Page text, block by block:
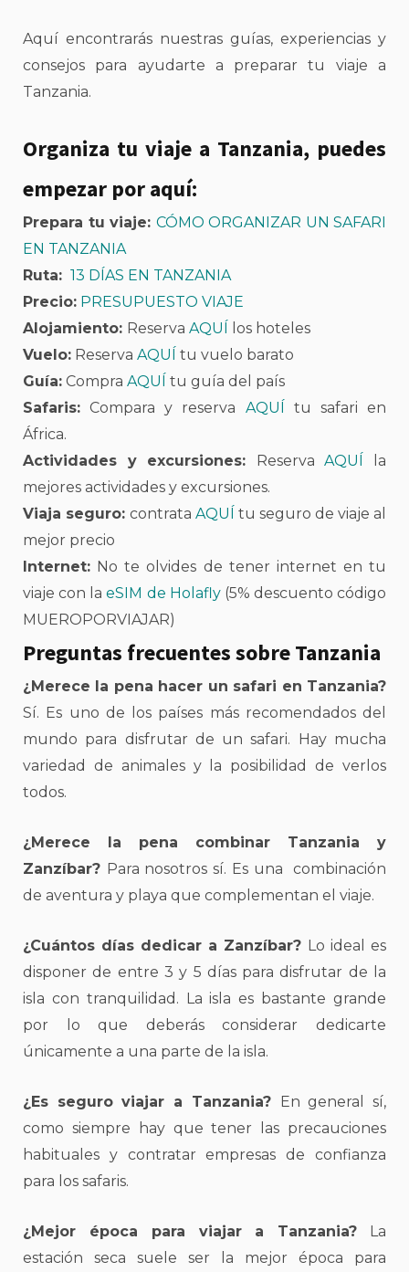
Aquí encontrarás nuestras guías, experiencias y
consejos para ayudarte a preparar tu viaje a
Tanzania.
Organiza tu viaje a Tanzania, puedes
empezar por aquí:
Prepara tu viaje: CÓMO ORGANIZAR UN SAFARI
EN TANZANIA
Ruta: 13 DÍAS EN TANZANIA
Precio: PRESUPUESTO VIAJE
Alojamiento: Reserva AQUÍ los hoteles
Vuelo: Reserva AQUÍ tu vuelo barato
Guía: Compra AQUÍ tu guía del país
Safaris: Compara y reserva AQUÍ tu safari en
África.
Actividades y excursiones: ReservaAQUÍ
la
mejores actividades y excursiones.
Viaja seguro: contrata AQUÍ tu seguro de viaje al
mejor precio
Internet: No te olvides de tener internet en tu
viaje con laeSIM de Holafly (5% descuento código
MUEROPORVIAJAR)
Preguntas frecuentes sobre Tanzania
¿Merece la pena hacer un safari en Tanzania?
Sí. Es uno de los países más recomendados del
mundo para disfrutar de un safari. Hay mucha
variedad de animales y la posibilidad de verlos
todos.
¿Merece la pena combinar Tanzania y
Zanzíbar? Para nosotros sí. Es una combinación
de aventura y playa que complementan el viaje.
¿Cuántos días dedicar a Zanzíbar? Lo ideal es
disponer de entre 3 y 5 días para disfrutar de la
isla con tranquilidad. La isla es bastante grande
por lo que deberás considerar dedicarte
únicamente a una parte de la isla.
¿Es seguro viajar a Tanzania? En general sí,
como siempre hay que tener las precauciones
habituales y contratar empresas de confianza
para los safaris.
¿Mejor época para viajar a Tanzania? La
estación seca suele ser la mejor época para